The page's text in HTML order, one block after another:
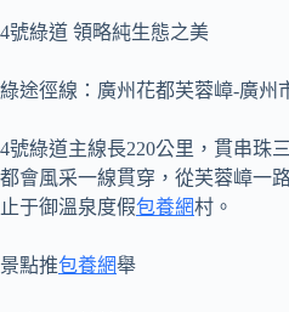
4號綠道 領略純生態之美
綠途徑線：廣州花都芙蓉嶂-廣州
4號綠道主線長220公里，貫串珠
都會風采一線貫穿，從芙蓉嶂一
止于御溫泉度假包養網村。
景點推包養網舉